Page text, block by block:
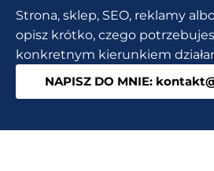
Google
Fonts
Strona, sklep, SEO, reklamy
opisz krótko, czego
konkretnym kierunkiem
NAPISZ DO MNIE: